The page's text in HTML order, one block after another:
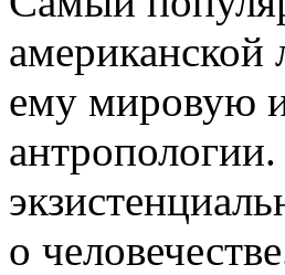
американской
ему мировую
о